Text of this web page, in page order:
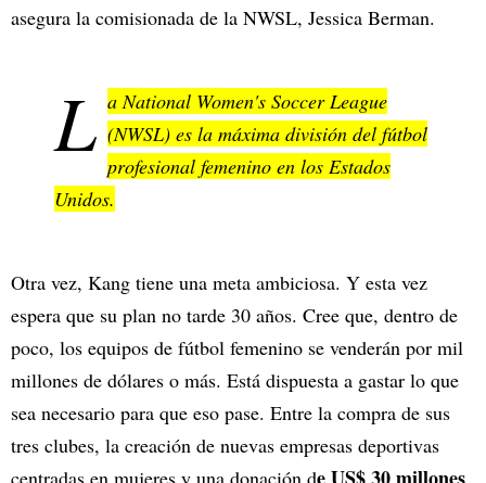
asegura la comisionada de la NWSL, Jessica Berman.
L a National Women's Soccer League
(NWSL) es la máxima división del fútbol
profesional femenino en los Estados
Unidos.
Otra vez, Kang tiene una meta ambiciosa. Y esta vez
espera que su plan no tarde 30 años. Cree que, dentro de
poco, los equipos de fútbol femenino se venderán por mil
millones de dólares o más. Está dispuesta a gastar lo que
sea necesario para que eso pase. Entre la compra de sus
tres clubes, la creación de nuevas empresas deportivas
centradas en mujeres y una donación d